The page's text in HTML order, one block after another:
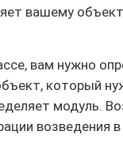
вашему
вам нужно
который
модуль.
возведения в